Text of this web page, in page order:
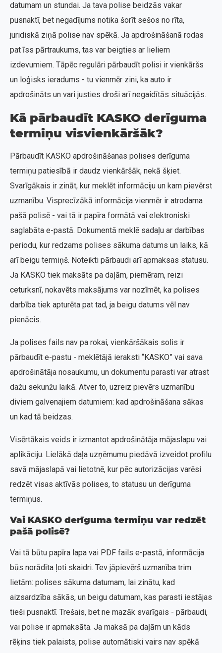
datumam un stundai. Ja tava polise beidzās vakar
pusnaktī, bet negadījums notika šorīt sešos no rīta,
juridiskā ziņā polise nav spēkā. Ja apdrošināšanā rodas
pat īss pārtraukums, tas var beigties ar lieliem
izdevumiem. Tāpēc regulāri pārbaudīt polisi ir vienkāršs
un loģisks ieradums - tu vienmēr zini, ka auto ir
apdrošināts un vari justies droši arī negaidītās situācijās.
Kā pārbaudīt KASKO derīguma
termiņu visvienkāršāk?
Pārbaudīt KASKO apdrošināšanas polises derīguma
termiņu patiesībā ir daudz vienkāršāk, nekā šķiet.
Svarīgākais ir zināt, kur meklēt informāciju un kam pievērst
uzmanību. Visprecīzākā informācija vienmēr ir atrodama
pašā polisē - vai tā ir papīra formātā vai elektroniski
saglabāta e-pastā. Dokumentā meklē sadaļu ar darbības
periodu, kur redzams polises sākuma datums un laiks, kā
arī beigu termiņš. Noteikti pārbaudi arī apmaksas statusu.
Ja KASKO tiek maksāts pa daļām, piemēram, reizi
ceturksnī, nokavēts maksājums var nozīmēt, ka polises
darbība tiek apturēta pat tad, ja beigu datums vēl nav
pienācis.
Ja polises fails nav pa rokai, vienkāršākais solis ir
pārbaudīt e-pastu - meklētājā ieraksti “KASKO” vai sava
apdrošinātāja nosaukumu, un dokumentu parasti var atrast
dažu sekunžu laikā. Atver to, uzreiz pievērs uzmanību
diviem galvenajiem datumiem: kad apdrošināšana sākas
un kad tā beidzas.
Visērtākais veids ir izmantot apdrošinātāja mājaslapu vai
aplikāciju. Lielākā daļa uzņēmumu piedāvā izveidot profilu
savā mājaslapā vai lietotnē, kur pēc autorizācijas varēsi
redzēt visas aktīvās polises, to statusu un derīguma
termiņus.
Vai KASKO derīguma termiņu var redzēt
pašā polisē?
Vai tā būtu papīra lapa vai PDF fails e-pastā, informācija
būs norādīta ļoti skaidri. Tev jāpievērš uzmanība trim
lietām: polises sākuma datumam, lai zinātu, kad
aizsardzība sākās, un beigu datumam, kas parasti iestājas
tieši pusnaktī. Trešais, bet ne mazāk svarīgais - pārbaudi,
vai polise ir apmaksāta. Ja maksā pa daļām un kāds
rēķins tiek palaists, polise automātiski vairs nav spēkā